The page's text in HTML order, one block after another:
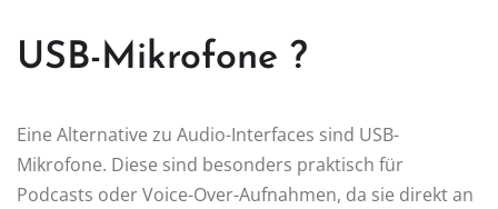
USB-Mikrofone ?
Eine Alternative zu Audio-Interfaces sind USB-
Mikrofone. Diese sind besonders praktisch für
Podcasts oder Voice-Over-Aufnahmen, da sie direkt an